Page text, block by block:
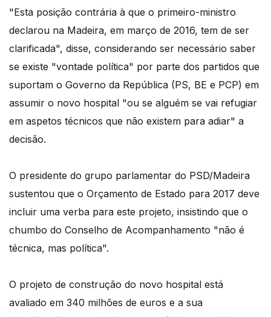
"Esta posição contrária à que o primeiro-ministro
declarou na Madeira, em março de 2016, tem de ser
clarificada", disse, considerando ser necessário saber
se existe "vontade política" por parte dos partidos que
suportam o Governo da República (PS, BE e PCP) em
assumir o novo hospital "ou se alguém se vai refugiar
em aspetos técnicos que não existem para adiar" a
decisão.
O presidente do grupo parlamentar do PSD/Madeira
sustentou que o Orçamento de Estado para 2017 deve
incluir uma verba para este projeto, insistindo que o
chumbo do Conselho de Acompanhamento "não é
técnica, mas política".
O projeto de construção do novo hospital está
avaliado em 340 milhões de euros e a sua